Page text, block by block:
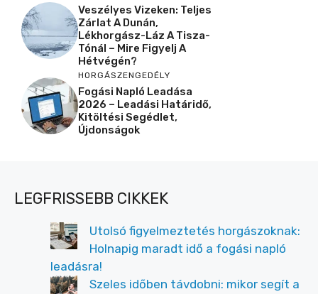
Veszélyes Vizeken: Teljes
Zárlat A Dunán,
Lékhorgász-Láz A Tisza-
Tónál – Mire Figyelj A
Hétvégén?
HORGÁSZENGEDÉLY
Fogási Napló Leadása
2026 – Leadási Határidő,
Kitöltési Segédlet,
Újdonságok
LEGFRISSEBB CIKKEK
Utolsó figyelmeztetés horgászoknak:
Holnapig maradt idő a fogási napló
leadásra!
Szeles időben távdobni: mikor segít a